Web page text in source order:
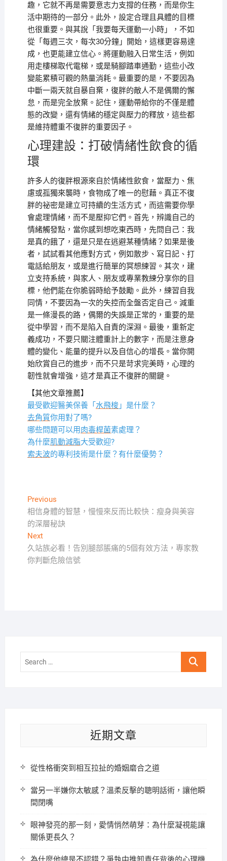
趣，它就不再是需要意志力支撐的任務，而是你生
活中期待的一部分。此外，設定合理且具體的目標
也很重要。與其說「我要每天運動一小時」，不如
從「每週三次，每次30分鐘」開始，這樣更容易達
成，也更能建立信心。將運動融入日常生活，例如
用走樓梯取代電梯，或是騎腳踏車通勤，這些小改
變能累積可觀的熱量消耗。最重要的是，不要因為
中斷一兩天就自暴自棄，復胖的敵人不是偶爾的懈
怠，而是完全放棄。記住，運動帶給你的不僅是體
態的改變，還有情緒的穩定與壓力的釋放，這些都
是維持體重不復胖的重要因子。
心理建設：打破情緒性飲食的循
環
許多人的復胖根源來自於情緒性飲食，當壓力、焦
慮或孤獨來襲時，食物成了唯一的慰藉。真正不復
胖的祕密是建立可持續的生活方式，而這需要你學
會處理情緒，而不是壓抑它們。首先，辨識自己的
情緒觸發點，當你感到想吃東西時，先問自己：我
是真的餓了，還是只是在逃避某種情緒？如果是後
者，試試看其他應對方式，例如散步、寫日記、打
電話給朋友，或是進行簡單的冥想練習。其次，建
立支持系統，與家人、朋友或專業教練分享你的目
標，他們能在你脆弱時給予鼓勵。此外，練習自我
同情，不要因為一次的失控而全盤否定自己。減重
是一條漫長的路，偶爾的失誤是正常的，重要的是
從中學習，而不是陷入自責的深淵。最後，重新定
義成功，不要只關注體重計上的數字，而是注意身
體的變化、能量的提升以及自信心的增長。當你開
始欣賞自己的進步，而不只是苛求完美時，心理的
韌性就會增強，這才是真正不復胖的關鍵。
【其他文章推薦】
最受歡迎醫美保養「 水飛梭」是什麼？
去角質你用對了嗎?
哪些問題可以用肉毒桿菌素處理？
為什麼肌動減脂大受歡迎?
索夫波的專利技術是什麼？有什麼優勢？
文
章
導
覽
PreviousPrevious
post:
相信身體的智慧，慢慢來反而比較快：瘦身與美容
的深層秘訣
NextNext
post:
久站族必看！告別腿部脹痛的5個有效方法，專家教
你判斷危險信號
Search
近期文章
從性格衝突到相互拉扯的婚姻磨合之道
當另一半嫌你太敏感？溫柔反擊的聰明話術，讓他瞬
間閉嘴
眼神發亮的那一刻，愛情悄然萌芽：為什麼凝視能讓
關係更長久？